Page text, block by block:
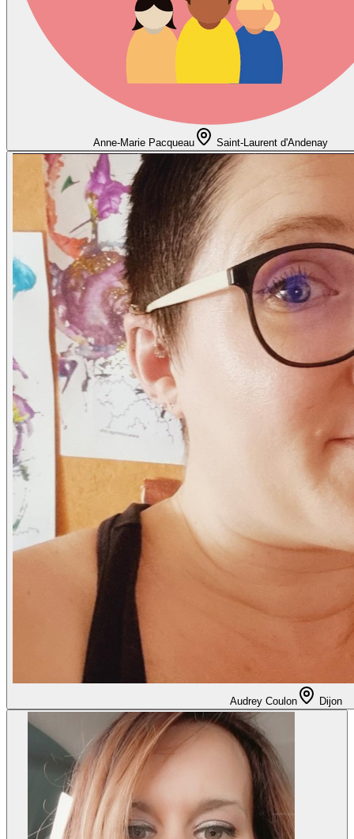
Anne-Marie Pacqueau Saint-Laurent d'Andenay
Audrey Coulon Dijon